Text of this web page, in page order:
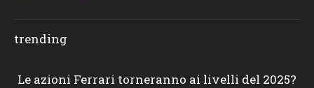
trending
Le azioni Ferrari torneranno ai livelli del 2025?